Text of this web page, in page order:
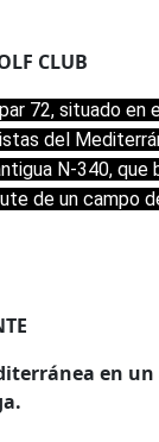
CLUB
72, situado
del
N-340,
de un campo
en